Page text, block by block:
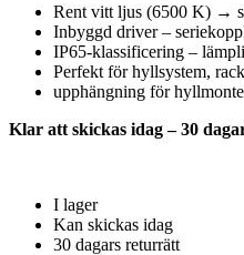
Rent vitt ljus (6500 K) →
Inbyggd driver –
IP65-klassificering –
Perfekt för hyllsystem,
upphängning för
Klar att skickas idag – 30
I lager
Kan skickas idag
30 dagars returrätt